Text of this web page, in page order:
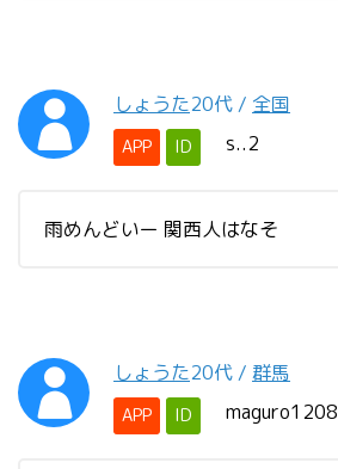
しょうた20代 / 全国
APP ID s..2
雨めんどいー 関西人はなそ
しょうた20代 / 群馬
APP ID maguro1208